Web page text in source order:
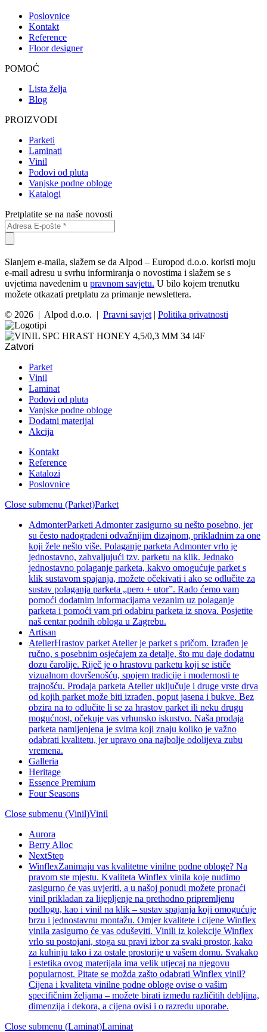
Poslovnice
Kontakt
Reference
Floor designer
POMOĆ
Lista želja
Blog
PROIZVODI
Parketi
Laminati
Vinil
Podovi od pluta
Vanjske podne obloge
Katalogi
Pretplatite se na naše novosti
Slanjem e-maila, slažem se da Alpod – Europod d.o.o. koristi moju
e-mail adresu u svrhu informiranja o novostima i slažem se s
uvjetima navedenim u pravnom savjetu. U bilo kojem trenutku
možete otkazati pretplatu za primanje newslettera.
© 2026 | Alpod d.o.o. | Pravni savjet | Politika privatnosti
Zatvori
Parket
Vinil
Laminat
Podovi od pluta
Vanjske podne obloge
Dodatni materijal
Akcija
Kontakt
Reference
Katalozi
Poslovnice
Close submenu (Parket)Parket
AdmonterParketi Admonter zasigurno su nešto posebno, jer
su često nadograđeni odvažnijim dizajnom, prikladnim za one
koji žele nešto više. Polaganje parketa Admonter vrlo je
jednostavno, zahvaljujući tzv. parketu na klik. Jednako
jednostavno polaganje parketa, kakvo omogućuje parket s
klik sustavom spajanja, možete očekivati i ako se odlučite za
sustav polaganja parketa „pero + utor”. Rado ćemo vam
pomoći dodatnim informacijama vezanim uz polaganje
parketa i pomoći vam pri odabiru parketa iz snova. Posjetite
naš centar podnih obloga u Zagrebu.
Artisan
AtelierHrastov parket Atelier je parket s pričom. Izrađen je
ručno, s posebnim osjećajem za detalje, što mu daje dodatnu
dozu čarolije. Riječ je o hrastovu parketu koji se ističe
vizualnom dovršenošću, spojem tradicije i modernosti te
trajnošću. Prodaja parketa Atelier uključuje i druge vrste drva
od kojih parket može biti izrađen, poput jasena i bukve. Bez
obzira na to odlučite li se za hrastov parket ili neku drugu
mogućnost, očekuje vas vrhunsko iskustvo. Naša prodaja
parketa namijenjena je svima koji znaju koliko je važno
odabrati kvalitetu, jer upravo ona najbolje odolijeva zubu
vremena.
Galleria
Heritage
Essence Premium
Four Seasons
Close submenu (Vinil)Vinil
Aurora
Berry Alloc
NextStep
WinflexZanimaju vas kvalitetne vinilne podne obloge? Na
pravom ste mjestu. Kvaliteta Winflex vinila koje nudimo
zasigurno će vas uvjeriti, a u našoj ponudi možete pronaći
vinil prikladan za lijepljenje na prethodno pripremljenu
podlogu, kao i vinil na klik – sustav spajanja koji omogućuje
brzu i jednostavnu montažu. Omjer kvalitete i cijene Winflex
vinila zasigurno će vas oduševiti. Vinili iz kolekcije Winflex
vrlo su postojani, stoga su pravi izbor za svaki prostor, kako
za kuhinju tako i za ostale prostorije u vašem domu. Svakako
i estetika ovog materijala ima velik utjecaj na njegovu
popularnost. Pitate se možda zašto odabrati Winflex vinil?
Cijena i kvaliteta vinilne podne obloge ovise o vašim
specifičnim željama – možete birati između različitih debljina,
dimenzija i dekora, a cijena ovisi i o razredu uporabe.
Close submenu (Laminat)Laminat